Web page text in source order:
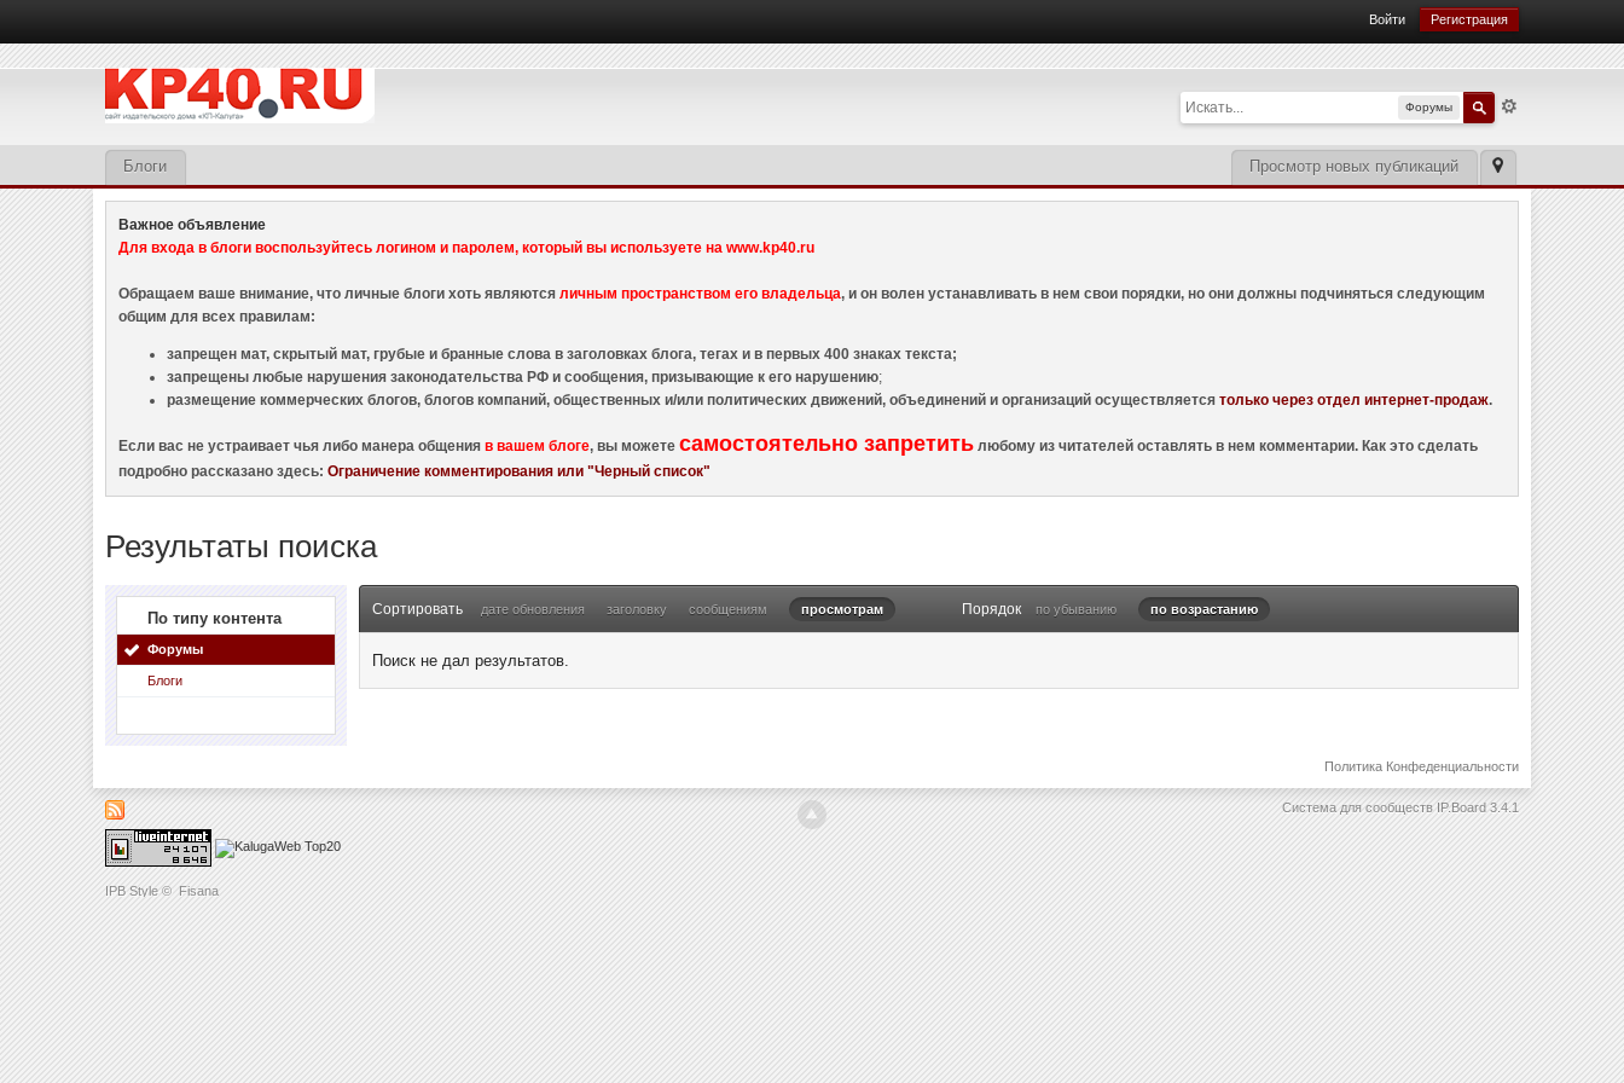
IPB Style © Fisana
Войти Регистрация
Форумы
Просмотр новых публикаций
Блоги
Важное объявление
Для входа в блоги воспользуйтесь логином и паролем, который вы используете на www.kp40.ru
Обращаем ваше внимание, что личные блоги хоть являютсяличным пространством его владельца, и он волен устанавливать в нем свои порядки, но они должны подчиняться следующим
общим для всех правилам:
запрещен мат, скрытый мат, грубые и бранные слова в заголовках блога, тегах и в первых 400 знаках текста;
запрещены любые нарушения законодательства РФ и сообщения, призывающие к его нарушению;
размещение коммерческих блогов, блогов компаний, общественных и/или политических движений, объединений и организаций осуществляетсятолько через отдел интернет-продаж.
Если вас не устраивает чья либо манера общенияв вашем блоге, вы можетесамостоятельно запретить любому из читателей оставлять в нем комментарии. Как это сделать
подробно рассказано здесь:Ограничение комментирования или "Черный список"
Результаты поиска
По типу контента
Форумы
Блоги
Сортировать дате обновления заголовку сообщениям просмотрам Порядок по убыванию по возрастанию
Поиск не дал результатов.
Политика Конфеденциальности
Система для сообществ IP.Board 3.4.1